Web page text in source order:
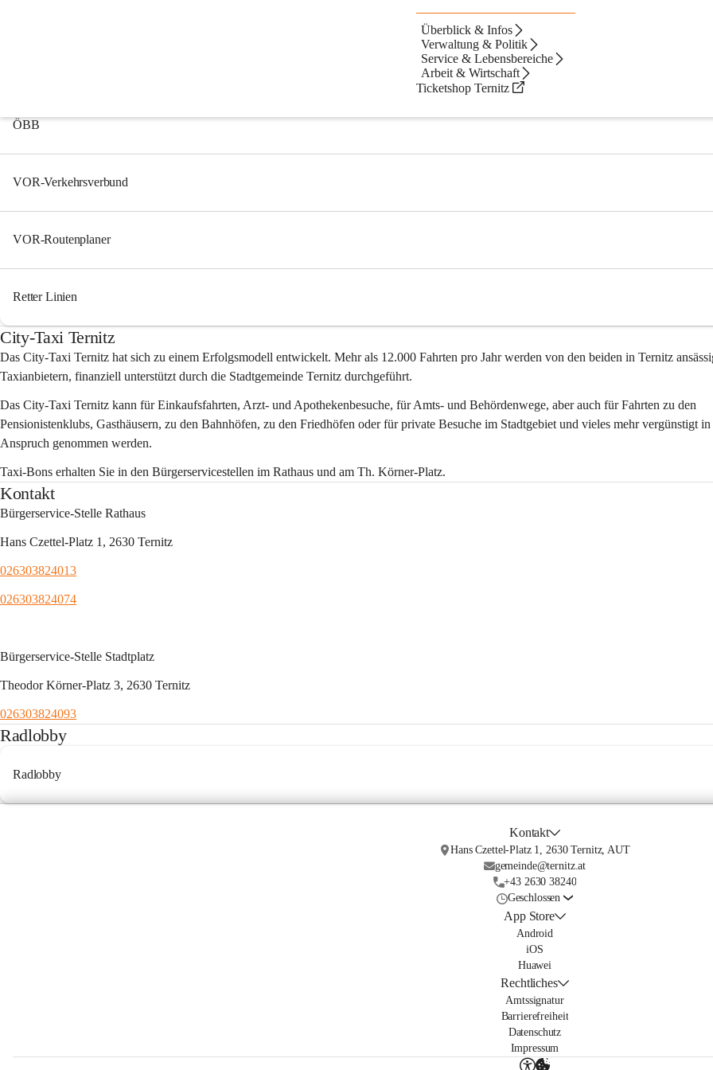
Überblick & Infos
Verwaltung & Politik
Service & Lebensbereiche
Arbeit & Wirtschaft
Ticketshop Ternitz
ÖBB
VOR-Verkehrsverbund
VOR-Routenplaner
Retter Linien
City-Taxi Ternitz
Das City-Taxi Ternitz hat sich zu einem Erfolgsmodell entwickelt. Mehr als 12.000 Fahrten pro Jahr werden von den beiden in Ternitz
Taxianbietern, finanziell unterstützt durch die Stadtgemeinde Ternitz durchgeführt.
Das City-Taxi Ternitz kann für Einkaufsfahrten, Arzt- und Apothekenbesuche, für Amts- und Behördenwege, aber auch für Fahrten zu den
Pensionistenklubs, Gasthäusern, zu den Bahnhöfen, zu den Friedhöfen oder für private Besuche im Stadtgebiet und vieles mehr vergünstigt in
Anspruch genommen werden.
Taxi-Bons erhalten Sie in den Bürgerservicestellen im Rathaus und am Th. Körner-Platz.
Kontakt
Bürgerservice-Stelle Rathaus
Hans Czettel-Platz 1, 2630 Ternitz
026303824013
026303824074
Bürgerservice-Stelle Stadtplatz
Theodor Körner-Platz 3, 2630 Ternitz
026303824093
Radlobby
Radlobby
Kontakt
Hans Czettel-Platz 1, 2630 Ternitz, AUT
gemeinde@ternitz.at
+43 2630 38240
Geschlossen
App Store
Android
iOS
Huawei
Rechtliches
Amtssignatur
Barrierefreiheit
Datenschutz
Impressum